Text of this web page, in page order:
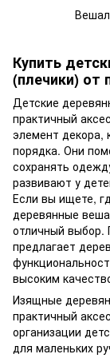
Купить
(плечики) от
Детские
практичный
элемент декора,
порядка. Они
сохранять
развивают у
Если вы ищете,
деревянные
отличный выбор.
предлагает
высоким
Изящные
практичный
организации
для маленьких